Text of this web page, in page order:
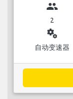
group
2
miscellaneous_services
自动变速器